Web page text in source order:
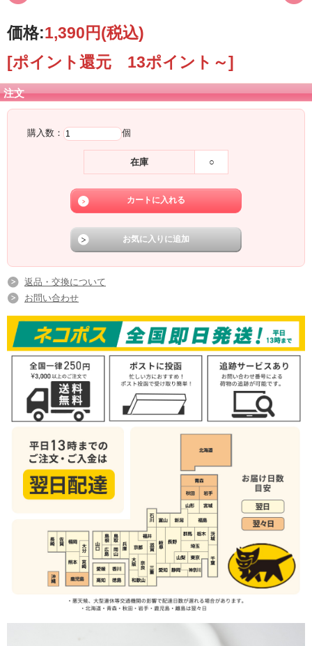
価格:1,390円(税込)
[ポイント還元 13ポイント～]
注文
購入数： 個
在庫 ○
返品・交換について
お問い合わせ